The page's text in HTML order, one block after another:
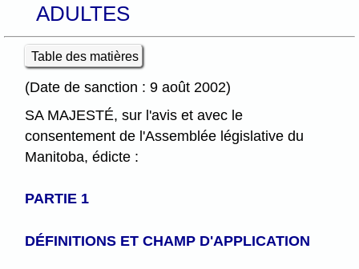
ADULTES
Table des matières
(Date de sanction : 9 août 2002)
SA MAJESTÉ, sur l'avis et avec le
consentement de l'Assemblée législative du
Manitoba, édicte :
PARTIE 1
DÉFINITIONS ET CHAMP D'APPLICATION